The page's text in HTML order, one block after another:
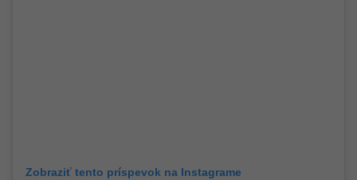
Zobraziť tento príspevok na Instagrame